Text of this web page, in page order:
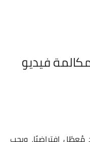
شخص بمكالمة فيديو
مُعطّل افتراضيًا، ويجب